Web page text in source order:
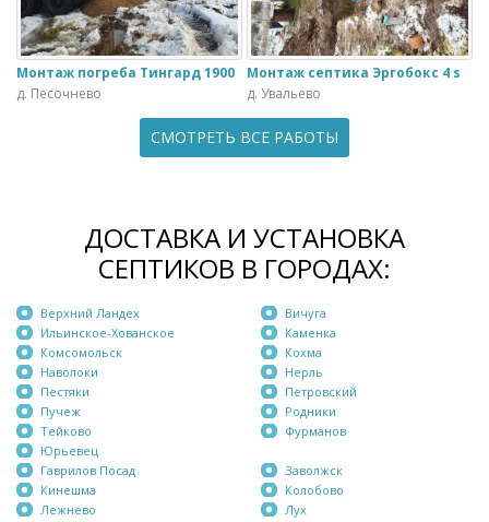
Монтаж погреба Тингард 1900
д. Песочнево
Монтаж септика Эргобокс 4 s
д. Увальево
СМОТРЕТЬ ВСЕ РАБОТЫ
ДОСТАВКА И УСТАНОВКА
СЕПТИКОВ В ГОРОДАХ:
Верхний Ландех
Ильинское-Хованское
Комсомольск
Наволоки
Пестяки
Пучеж
Тейково
Юрьевец
Вичуга
Каменка
Кохма
Нерль
Петровский
Родники
Фурманов
Гаврилов Посад
Кинешма
Лежнево
Заволжск
Колобово
Лух